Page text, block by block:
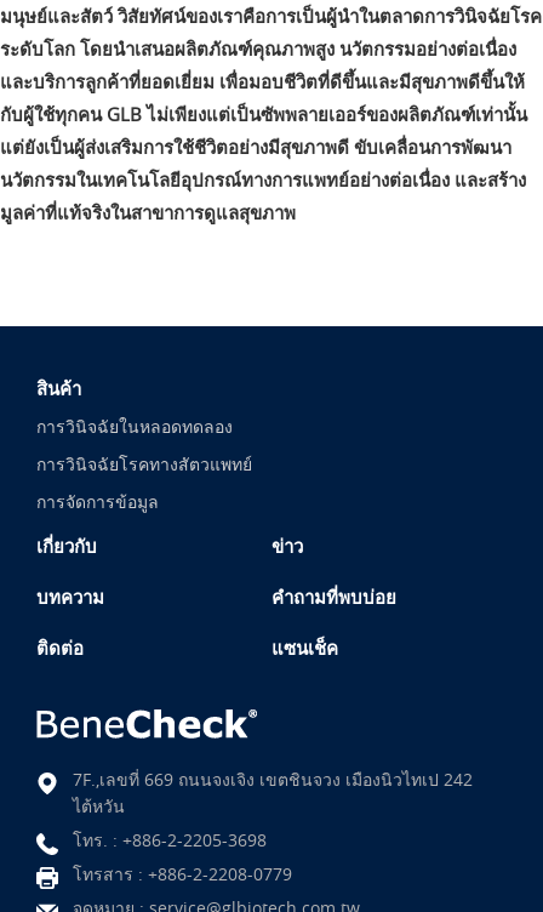
มนุษย์และสัตว์ วิสัยทัศน์ของเราคือการเป็นผู้นำในตลาดการวินิจฉัยโรค
ระดับโลก โดยนำเสนอผลิตภัณฑ์คุณภาพสูง นวัตกรรมอย่างต่อเนื่อง
และบริการลูกค้าที่ยอดเยี่ยม เพื่อมอบชีวิตที่ดีขึ้นและมีสุขภาพดีขึ้นให้
กับผู้ใช้ทุกคน GLB ไม่เพียงแต่เป็นซัพพลายเออร์ของผลิตภัณฑ์เท่านั้น
แต่ยังเป็นผู้ส่งเสริมการใช้ชีวิตอย่างมีสุขภาพดี ขับเคลื่อนการพัฒนา
นวัตกรรมในเทคโนโลยีอุปกรณ์ทางการแพทย์อย่างต่อเนื่อง และสร้าง
มูลค่าที่แท้จริงในสาขาการดูแลสุขภาพ
สินค้า
การวินิจฉัยในหลอดทดลอง
การวินิจฉัยโรคทางสัตวแพทย์
การจัดการข้อมูล
เกี่ยวกับ ข่าว
บทความ คำถามที่พบบ่อย
ติดต่อ แซนเช็ค
7F.,เลขที่ 669 ถนนจงเจิง เขตชินจวง เมืองนิวไทเป 242
ไต้หวัน
โทร. : +886-2-2205-3698
โทรสาร : +886-2-2208-0779